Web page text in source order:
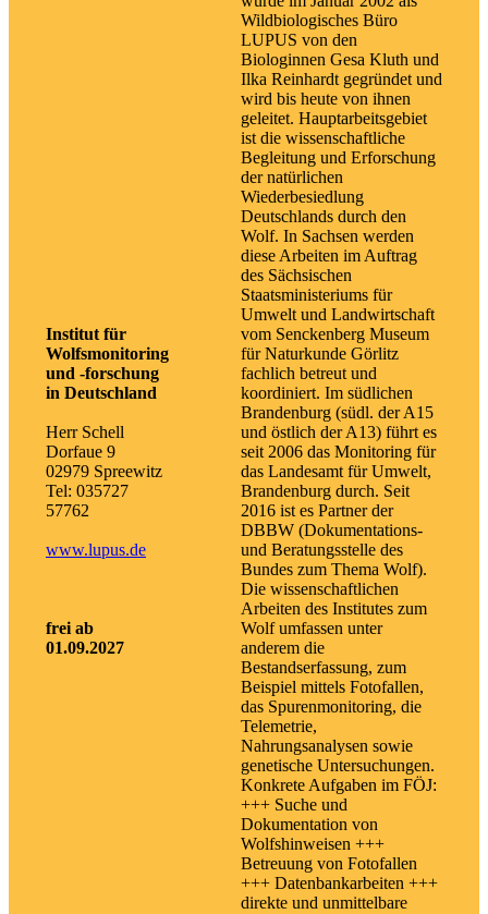
Institut für
Wolfsmonitoring
und -forschung
in Deutschland
Herr Schell
Dorfaue 9
02979 Spreewitz
Tel: 035727
57762
www.lupus.de
frei ab
01.09.2027
Wildbiologisches Büro
LUPUS von den
Biologinnen Gesa Kluth und
Ilka Reinhardt gegründet und
wird bis heute von ihnen
geleitet. Hauptarbeitsgebiet
ist die wissenschaftliche
Begleitung und Erforschung
der natürlichen
Wiederbesiedlung
Deutschlands durch den
Wolf. In Sachsen werden
diese Arbeiten im Auftrag
des Sächsischen
Staatsministeriums für
Umwelt und Landwirtschaft
vom Senckenberg Museum
für Naturkunde Görlitz
fachlich betreut und
koordiniert. Im südlichen
Brandenburg (südl. der A15
und östlich der A13) führt es
seit 2006 das Monitoring für
das Landesamt für Umwelt,
Brandenburg durch. Seit
2016 ist es Partner der
DBBW (Dokumentations-
und Beratungsstelle des
Bundes zum Thema Wolf).
Die wissenschaftlichen
Arbeiten des Institutes zum
Wolf umfassen unter
anderem die
Bestandserfassung, zum
Beispiel mittels Fotofallen,
das Spurenmonitoring, die
Telemetrie,
Nahrungsanalysen sowie
genetische Untersuchungen.
Konkrete Aufgaben im FÖJ:
+++ Suche und
Dokumentation von
Wolfshinweisen +++
Betreuung von Fotofallen
+++ Datenbankarbeiten +++
direkte und unmittelbare